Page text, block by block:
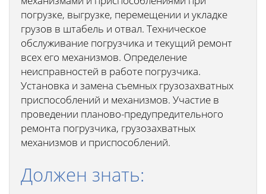
погрузке, выгрузке, перемещении и укладке
грузов в штабель и отвал. Техническое
обслуживание погрузчика и текущий ремонт
всех его механизмов. Определение
неисправностей в работе погрузчика.
Установка и замена съемных грузозахватных
приспособлений и механизмов. Участие в
проведении планово-предупредительного
ремонта погрузчика, грузозахватных
механизмов и приспособлений.
Должен знать: